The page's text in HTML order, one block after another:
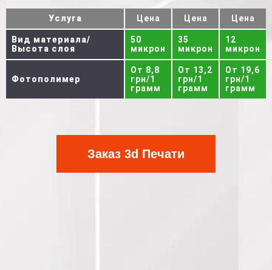
Услуга Цена Цена Цена
Вид материала/
Высота слоя
50
микрон
35
микрон
12
микрон
Фотополимер
От 8,8
грн/1
грамм
От 13,2
грн/1
грамм
От 19,6
грн/1
грамм
Заказ 3d Печати